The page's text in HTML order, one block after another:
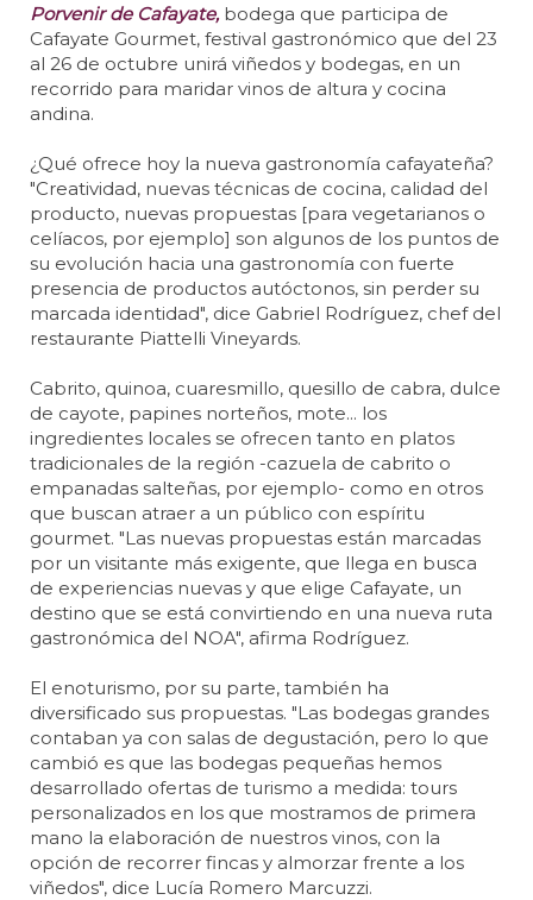
Porvenir de Cafayate,bodega que participa de
Cafayate Gourmet, festival gastronómico que del 23
al 26 de octubre unirá viñedos y bodegas, en un
recorrido para maridar vinos de altura y cocina
andina.
¿Qué ofrece hoy la nueva gastronomía cafayateña?
"Creatividad, nuevas técnicas de cocina, calidad del
producto, nuevas propuestas [para vegetarianos o
celíacos, por ejemplo] son algunos de los puntos de
su evolución hacia una gastronomía con fuerte
presencia de productos autóctonos, sin perder su
marcada identidad", dice Gabriel Rodríguez, chef del
restaurante Piattelli Vineyards.
Cabrito, quinoa, cuaresmillo, quesillo de cabra, dulce
de cayote, papines norteños, mote... los
ingredientes locales se ofrecen tanto en platos
tradicionales de la región -cazuela de cabrito o
empanadas salteñas, por ejemplo- como en otros
que buscan atraer a un público con espíritu
gourmet. "Las nuevas propuestas están marcadas
por un visitante más exigente, que llega en busca
de experiencias nuevas y que elige Cafayate, un
destino que se está convirtiendo en una nueva ruta
gastronómica del NOA", afirma Rodríguez.
El enoturismo, por su parte, también ha
diversificado sus propuestas. "Las bodegas grandes
contaban ya con salas de degustación, pero lo que
cambió es que las bodegas pequeñas hemos
desarrollado ofertas de turismo a medida: tours
personalizados en los que mostramos de primera
mano la elaboración de nuestros vinos, con la
opción de recorrer fincas y almorzar frente a los
viñedos", dice Lucía Romero Marcuzzi.